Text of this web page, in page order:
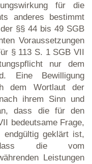
für die
anderes bestimmt
§§ 44 bis 49 SGB
Voraussetzungen
§ 113 S. 1 SGB VII
nur dem
Eine Bewilligung
dem Wortlaut der
ihrem Sinn und
dass die für den
bedeutsame Frage,
endgültig geklärt ist,
die vom
Leistungen